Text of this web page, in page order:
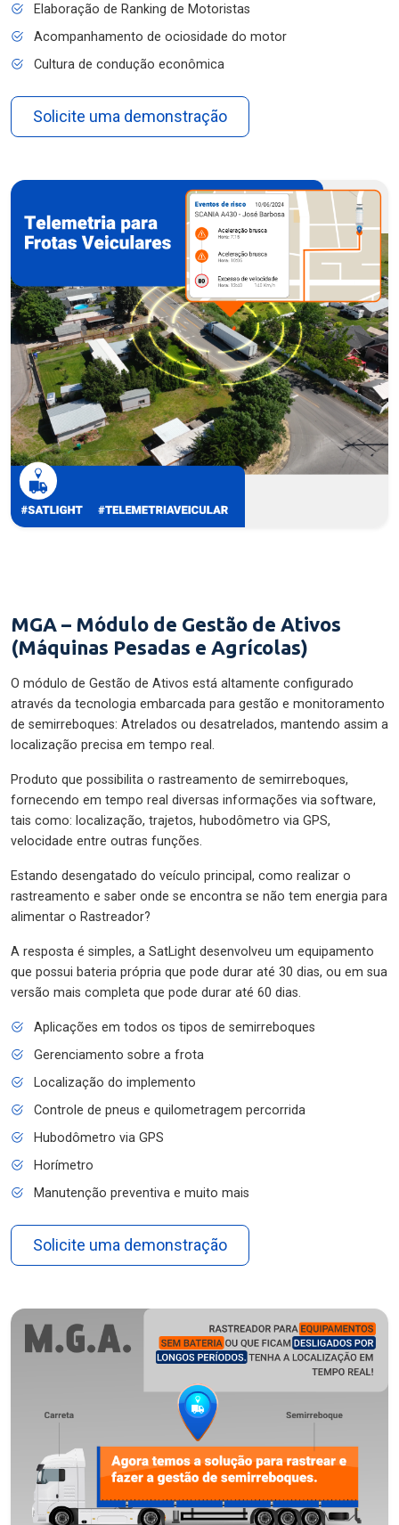
Elaboração de Ranking de Motoristas
Acompanhamento de ociosidade do motor
Cultura de condução econômica
Solicite uma demonstração
MGA – Módulo de Gestão de Ativos
(Máquinas Pesadas e Agrícolas)
O módulo de Gestão de Ativos está altamente configurado
através da tecnologia embarcada para gestão e monitoramento
de semirreboques: Atrelados ou desatrelados, mantendo assim a
localização precisa em tempo real.
Produto que possibilita o rastreamento de semirreboques,
fornecendo em tempo real diversas informações via software,
tais como: localização, trajetos, hubodômetro via GPS,
velocidade entre outras funções.
Estando desengatado do veículo principal, como realizar o
rastreamento e saber onde se encontra se não tem energia para
alimentar o Rastreador?
A resposta é simples, a SatLight desenvolveu um equipamento
que possui bateria própria que pode durar até 30 dias, ou em sua
versão mais completa que pode durar até 60 dias.
Aplicações em todos os tipos de semirreboques
Gerenciamento sobre a frota
Localização do implemento
Controle de pneus e quilometragem percorrida
Hubodômetro via GPS
Horímetro
Manutenção preventiva e muito mais
Solicite uma demonstração